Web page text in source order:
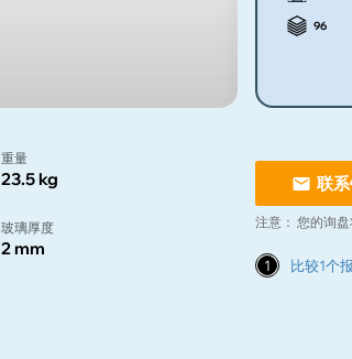
96
重量
23.5 kg
玻璃厚度
2 mm
联
注意： 您的询
1 比较1个